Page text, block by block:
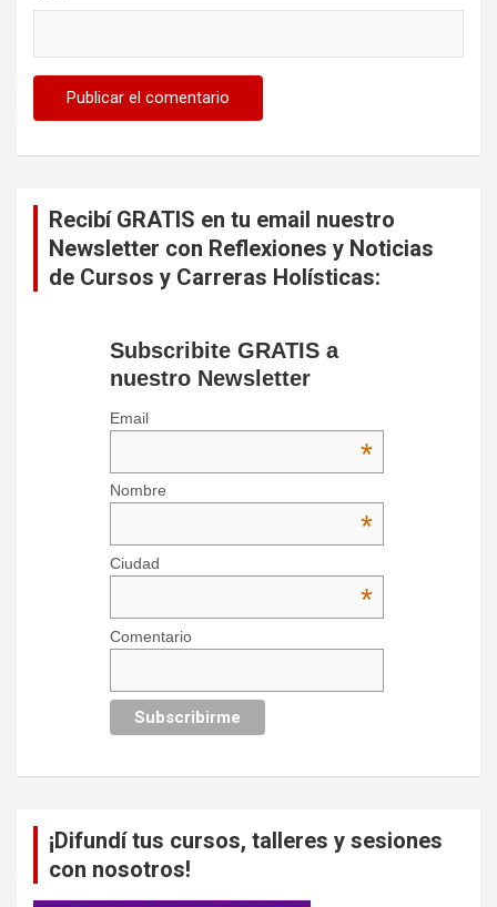
Recibí GRATIS en tu email nuestro
Newsletter con Reflexiones y Noticias
de Cursos y Carreras Holísticas:
Subscribite GRATIS a
nuestro Newsletter
Email
*
Nombre
*
Ciudad
*
Comentario
¡Difundí tus cursos, talleres y sesiones
con nosotros!